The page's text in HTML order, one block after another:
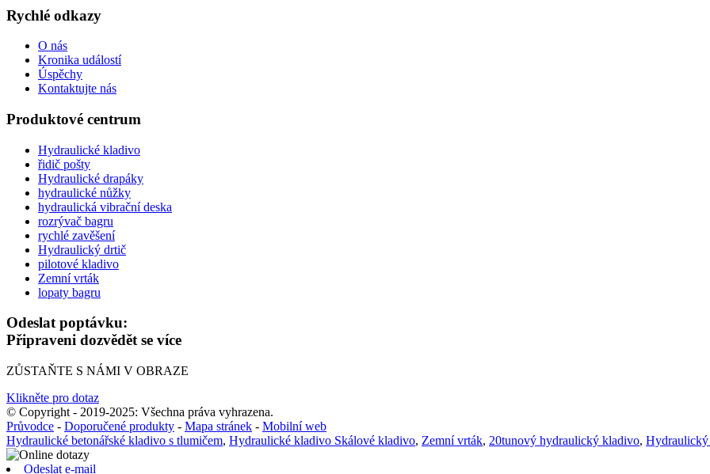
Rychlé odkazy
O nás
Kronika událostí
Úspěchy
Kontaktujte nás
Produktové centrum
Hydraulické kladivo
řidič pošty
Hydraulické drapáky
hydraulické nůžky
hydraulická vibrační deska
rozrývač bagru
rychlé zavěšení
Hydraulický drtič
pilotové kladivo
Zemní vrták
lopaty bagru
Odeslat poptávku:
Připraveni dozvědět se více
ZŮSTAŇTE S NÁMI V OBRAZE
Klikněte pro dotaz
© Copyright - 2019-2025: Všechna práva vyhrazena.
Průvodce - Doporučené produkty - Mapa stránek - Mobilní web
Hydraulické betonářské kladivo s tlumičem, Hydraulické kladivo Skálové kladivo, Zemní vrták, 20tunový hydraulický kladivo, Hydraulický
Odeslat e-mail